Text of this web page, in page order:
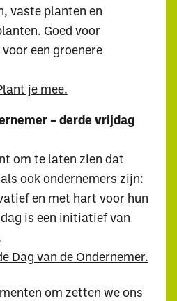
vaste planten en
Goed voor
een groenere
je mee.
– derde vrijdag
om te laten zien dat
ook ondernemers zijn:
en met hart voor hun
is een initiatief van
Dag van de Ondernemer.
om zetten we ons